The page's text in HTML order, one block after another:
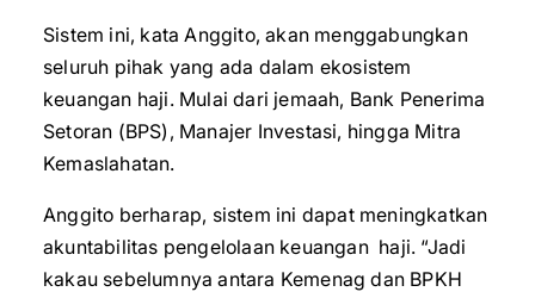
Sistem ini, kata Anggito, akan menggabungkan
seluruh pihak yang ada dalam ekosistem
keuangan haji. Mulai dari jemaah, Bank Penerima
Setoran (BPS), Manajer Investasi, hingga Mitra
Kemaslahatan.
Anggito berharap, sistem ini dapat meningkatkan
akuntabilitas pengelolaan keuangan haji. “Jadi
kakau sebelumnya antara Kemenag dan BPKH